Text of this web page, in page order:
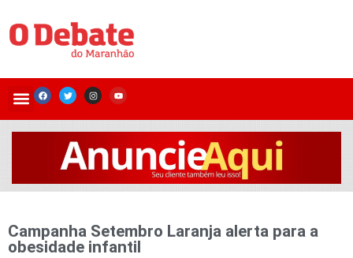
Campanha Setembro Laranja alerta para a
obesidade infantil